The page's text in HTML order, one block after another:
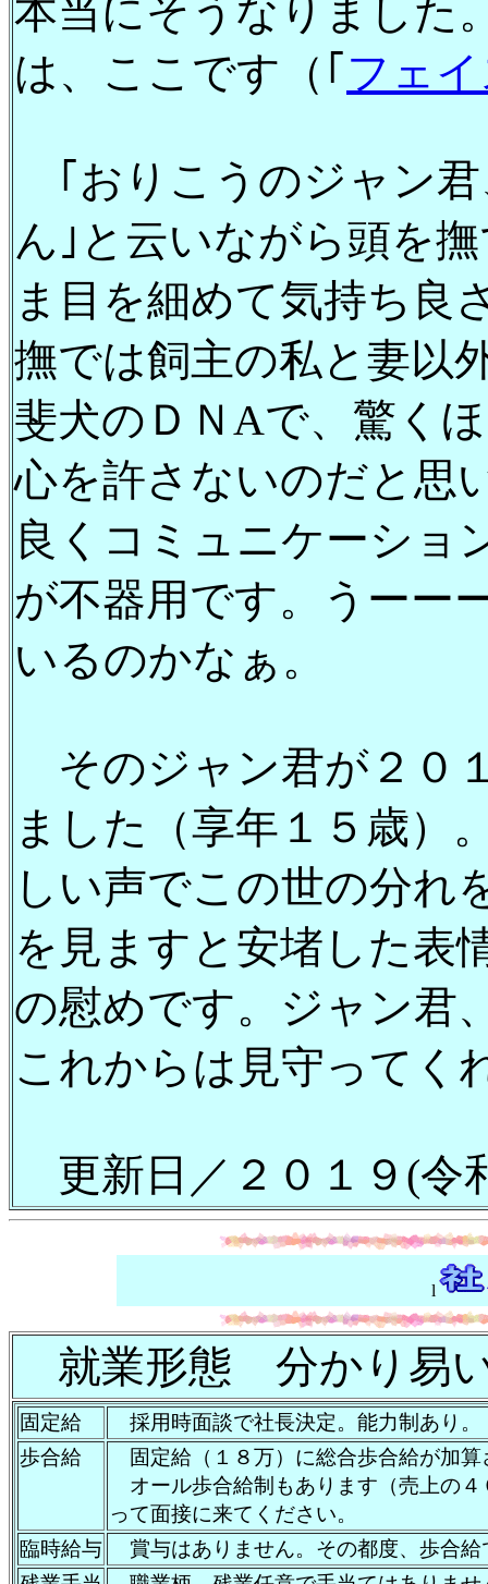
本当にそうなりました
は、ここです（｢ フェ
｢おりこうのジャン
ん｣と云いながら頭を
ま目を細めて気持ち良
撫では飼主の私と妻以
斐犬のＤＮAで、驚く
心を許さないのだと思
良くコミュニケーショ
が不器用です。うーー
いるのかなぁ。
そのジャン君が２０
ました（享年１５歳）
しい声でこの世の分れ
を見ますと安堵した表
の慰めです。ジャン君
これからは見守ってく
更新日／２０１９(令
l
就業形態 分かり易
固定給
採用時面談で社長決定。能力制あり。
歩合給
固定給（１８万）に総合歩合給が加算
オール歩合給制もあります（売上の４
って面接に来てください。
臨時給与
賞与はありません。その都度、歩合給